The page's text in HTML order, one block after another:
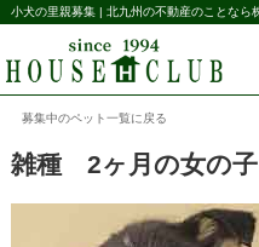
小犬の里親募集 | 北九州の不動産のことなら
募集中のペット一覧に戻る
雑種 2ヶ月の女の子